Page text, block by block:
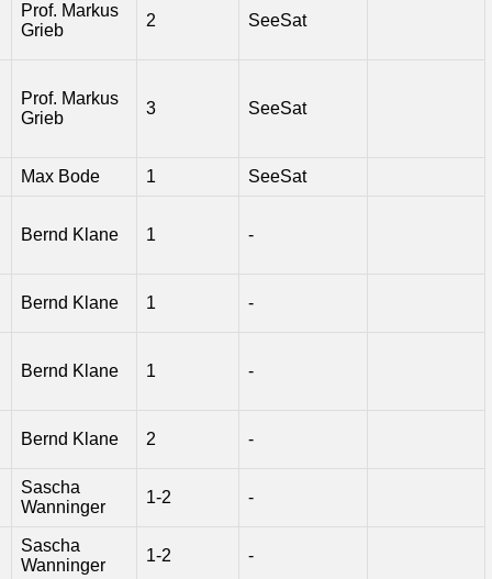
Prof. Markus
Grieb
2 SeeSat
Prof. Markus
Grieb
3 SeeSat
Max Bode 1 SeeSat
Bernd Klane 1 -
Bernd Klane 1 -
Bernd Klane 1 -
Bernd Klane 2 -
Sascha
Wanninger
1-2 -
Sascha
Wanninger
1-2 -